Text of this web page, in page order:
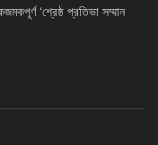
‘শ্রেষ্ঠ প্রতিভা সম্মান